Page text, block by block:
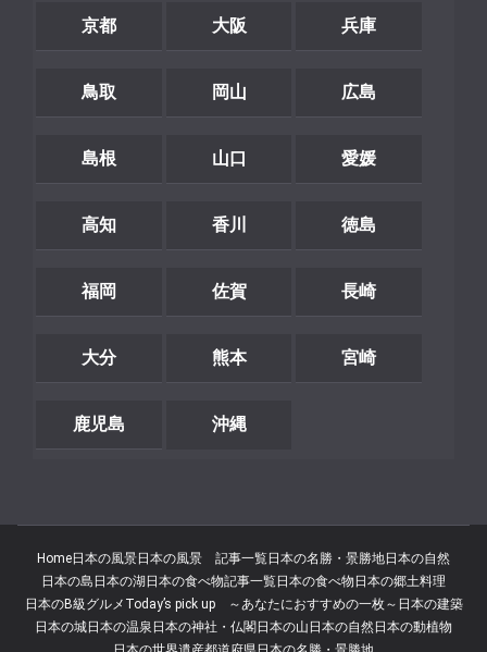
京都 大阪 兵庫
鳥取 岡山 広島
島根 山口 愛媛
高知 香川 徳島
福岡 佐賀 長崎
大分 熊本 宮崎
鹿児島 沖縄
Home日本の風景日本の風景 記事一覧日本の名勝・景勝地日本の自然
日本の島 日本の湖日本の食べ物記事一覧日本の食べ物 日本の郷土料理
日本のB級グルメ Today’s pick up ～あなたにおすすめの一枚～ 日本の建築
日本の城日本の温泉 日本の神社・仏閣日本の山 日本の自然日本の動植物